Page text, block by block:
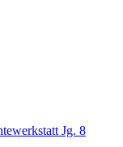
Jg. 8